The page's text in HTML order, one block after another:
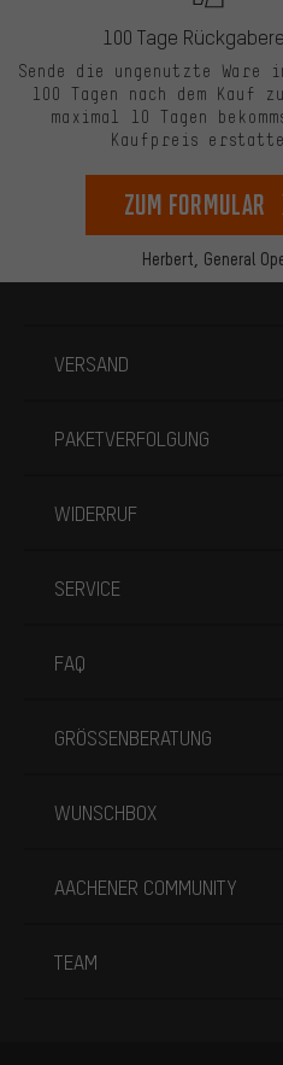
Herbert, General
100 Tage
Sende die ungenutzte Ware
100 Tagen nach dem Kauf
maximal 10 Tagen
Kaufpreis
zum Formular
VERSAND
PAKETVERFOLGUNG
WIDERRUF
SERVICE
FAQ
GRÖSSENBERATUNG
WUNSCHBOX
AACHENER COMMUNITY
TEAM